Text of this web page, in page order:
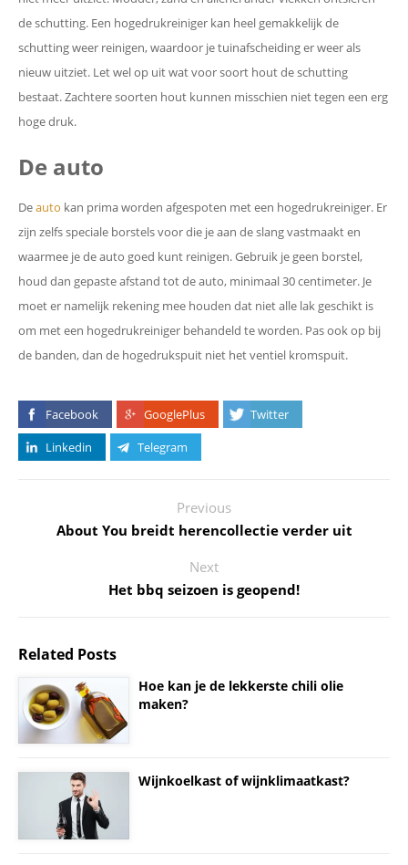
de schutting. Een hogedrukreiniger kan heel gemakkelijk de
schutting weer reinigen, waardoor je tuinafscheiding er weer als
nieuw uitziet. Let wel op uit wat voor soort hout de schutting
bestaat. Zachtere soorten hout kunnen misschien niet tegen een erg
hoge druk.
De auto
Deauto kan prima worden afgespoten met een hogedrukreiniger. Er
zijn zelfs speciale borstels voor die je aan de slang vastmaakt en
waarmee je de auto goed kunt reinigen. Gebruik je geen borstel,
houd dan gepaste afstand tot de auto, minimaal 30 centimeter. Je
moet er namelijk rekening mee houden dat niet alle lak geschikt is
om met een hogedrukreiniger behandeld te worden. Pas ook op bij
de banden, dan de hogedrukspuit niet het ventiel kromspuit.
Facebook GooglePlus
Twitter
Linkedin
Telegram
Previous
About You breidt herencollectie verder uit
Next
Het bbq seizoen is geopend!
Related Posts
Hoe kan je de lekkerste chili olie
maken?
Wijnkoelkast of wijnklimaatkast?